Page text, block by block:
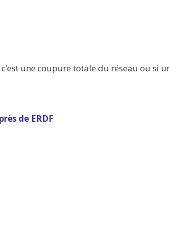
une coupure totale du réseau ou si
de ERDF